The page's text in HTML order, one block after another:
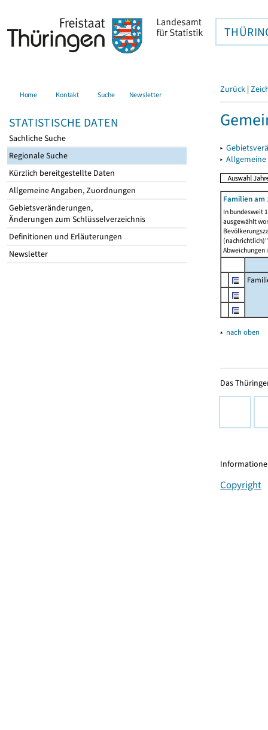
Home Kontakt Suche Newsletter
STATISTISCHE DATEN
Sachliche Suche
Regionale Suche
Kürzlich bereitgestellte Daten
Allgemeine Angaben, Zuordnungen
Gebietsveränderungen,
Änderungen zum Schlüsselverzeichnis
Definitionen und Erläuterungen
Newsletter
Zurück |
▸
▸
Familien am
In bundesweit
ausgewählt
Abweichungen
▴ nach oben
Das
Copyright